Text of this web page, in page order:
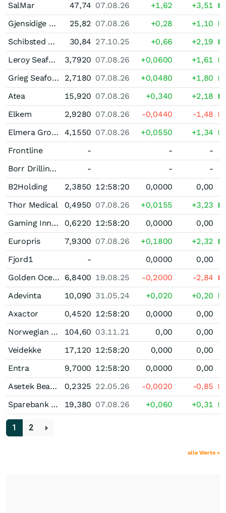
SalMar
47,74 07.08.26 +1,62
+3,51
Gjensidige Forsikring
25,82 07.08.26 +0,28
+1,10
Schibsted ASA (A)
30,84 27.10.25 +0,66
+2,19
Leroy Seafood Group
3,7920 07.08.26 +0,0600
+1,61
Grieg Seafood
2,7180 07.08.26 +0,0480
+1,80
Atea
15,920 07.08.26 +0,340
+2,18
Elkem
2,9280 07.08.26 -0,0440
-1,48
Elmera Group
4,1550 07.08.26 +0,0550
+1,34
Frontline
- -
-
Borr Drilling Registered (Old)
- -
-
B2Holding
2,3850 12:58:20 0,0000
0,00
Thor Medical
0,4950 07.08.26 +0,0155
+3,23
Gaming Innovation Group
0,6220 12:58:20 0,0000
0,00
Europris
7,9300 07.08.26 +0,1800
+2,32
Fjord1
- 0,0000
0,00
Golden Ocean Group
6,8400 19.08.25 -0,2000
-2,84
Adevinta
10,090 31.05.24 +0,020
+0,20
Axactor
0,4520 12:58:20 0,0000
0,00
Norwegian Finans Holding
104,60 03.11.21 0,00
0,00
Veidekke
17,120 12:58:20 0,000
0,00
Entra
9,7000 12:58:20 0,0000
0,00
Asetek Bearer and/or registered
0,2325 22.05.26 -0,0020
-0,85
Sparebank 1 SR-Bank
19,380 07.08.26 +0,060 +0,31
1 2
alle Werte »